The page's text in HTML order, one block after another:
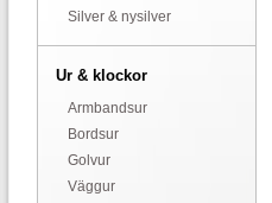
Silver & nysilver
Ur & klockor
Armbandsur
Bordsur
Golvur
Väggur